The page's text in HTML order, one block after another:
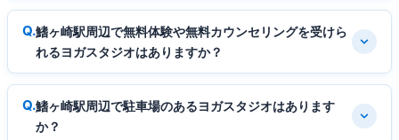
鰭ヶ崎駅周辺で無料体験や無料カウンセリングを受けら
れるヨガスタジオはありますか？
鰭ヶ崎駅周辺で駐車場のあるヨガスタジオはあります
か？